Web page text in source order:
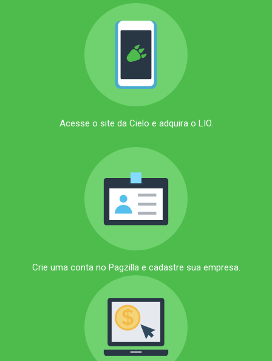
Acesse o site da Cielo e adquira o LIO.
Crie uma conta no Pagzilla e cadastre sua empresa.